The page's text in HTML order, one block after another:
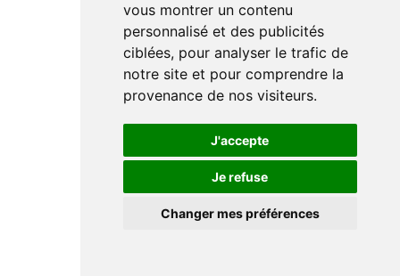
vous montrer un contenu
personnalisé et des publicités
ciblées, pour analyser le trafic de
notre site et pour comprendre la
provenance de nos visiteurs.
J'accepte
Je refuse
Changer mes préférences